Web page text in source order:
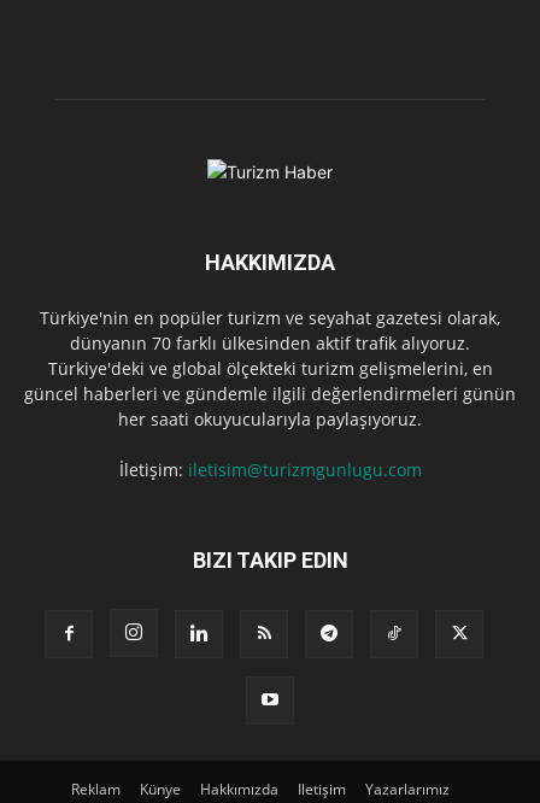
HAKKIMIZDA
Türkiye'nin en popüler turizm ve seyahat gazetesi olarak,
dünyanın 70 farklı ülkesinden aktif trafik alıyoruz.
Türkiye'deki ve global ölçekteki turizm gelişmelerini, en
güncel haberleri ve gündemle ilgili değerlendirmeleri günün
her saati okuyucularıyla paylaşıyoruz.
İletişim: iletisim@turizmgunlugu.com
BIZI TAKIP EDIN
Reklam Künye Hakkımızda Iletişim Yazarlarımız